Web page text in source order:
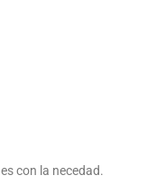
con la necedad.